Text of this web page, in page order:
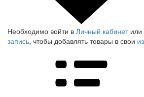
Необходимо войти в Личный кабинетили
запись, чтобы добавлять товары в свои